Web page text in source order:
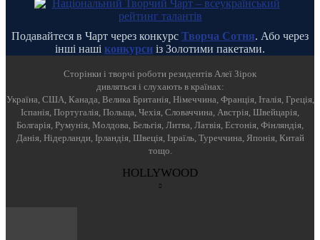
Подавайтеся в Чарт через конкурс Творча Сотня. Або через
інші наші конкурси із Золотими пакетами.
Cторінки і творчі роботи резидентів Алеї Зірок
дивляться і слухають в країнах:
Україна, США, Канада, Велика Британія, Німеччина, Франція, Італія, Греція,
Іспанія, Португалія, Польща, Чехія, Словаччина, Австрія, Швейцарія,
Болгарія, Румунія, Молдова, Бельгія, Литва, Латвія, Естонія, Фінляндія,
Данія, Нідерланди, Ірландія, Швеція, Ізраїль, Туреччина, Японія, Китай
тощо.
HOLLYWOOD